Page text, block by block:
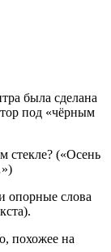
была сделана
под «чёрным
стекле? («Осень
опорные слова
похожее на